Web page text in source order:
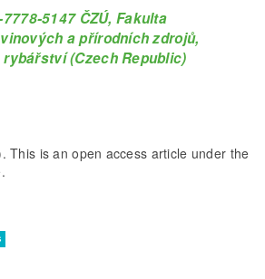
5147 ČZÚ, Fakulta
a přírodních zdrojů,
(Czech Republic)
This is an open access article under the